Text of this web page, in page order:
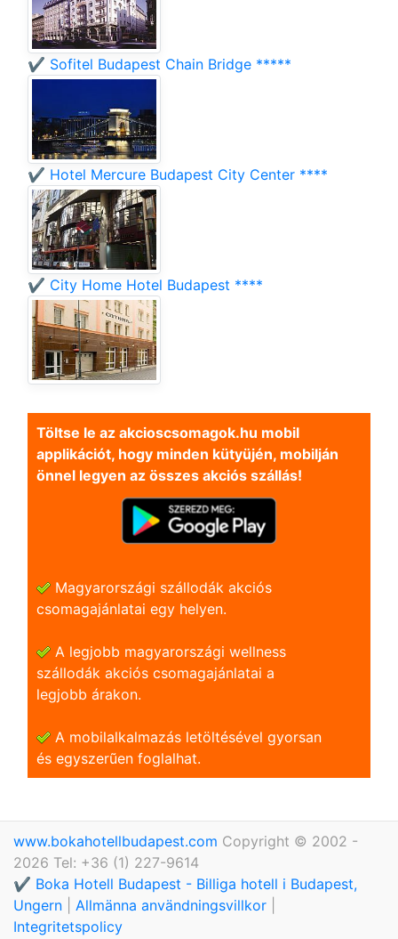
✔️ Sofitel Budapest Chain Bridge *****
✔️ Hotel Mercure Budapest City Center ****
✔️ City Home Hotel Budapest ****
Töltse le az akcioscsomagok.hu mobil
applikációt, hogy minden kütyüjén, mobilján
önnel legyen az összes akciós szállás!
Magyarországi szállodák akciós
csomagajánlatai egy helyen.
A legjobb magyarországi wellness
szállodák akciós csomagajánlatai a
legjobb árakon.
A mobilalkalmazás letöltésével gyorsan
és egyszerũen foglalhat.
www.bokahotellbudapest.com Copyright © 2002 -
2026 Tel: +36 (1) 227-9614
✔️ Boka Hotell Budapest - Billiga hotell i Budapest,
Ungern
Allmänna användningsvillkor
Integritetspolicy